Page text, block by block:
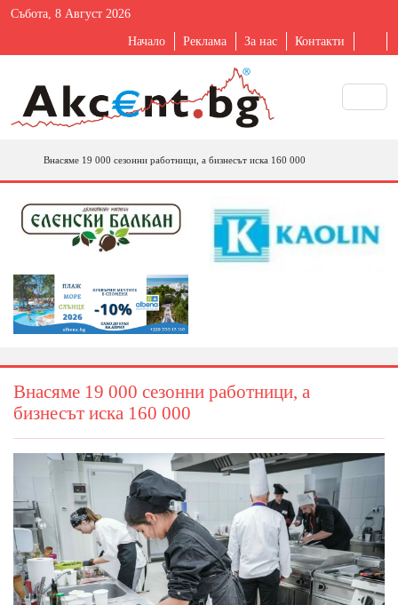
Събота, 8 Август 2026
Начало Реклама За нас Контакти
Внасяме 19 000 сезонни работници, а бизнесът иска 160 000
Внасяме 19 000 сезонни работници, а
бизнесът иска 160 000